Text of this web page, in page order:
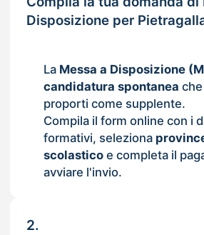
Disposizione per
La Messa a Disposizione
candidatura spontanea
proporti come supplente.
Compila il form online con i
formativi, seleziona
scolasticoe completa il
avviare l'invio.
2.